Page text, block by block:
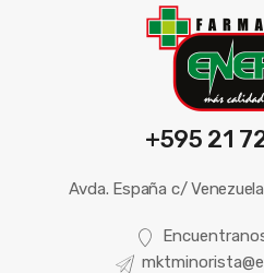
+595 21
Avda. España c/